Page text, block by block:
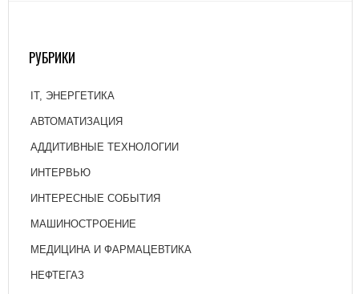
РУБРИКИ
IT, ЭНЕРГЕТИКА
АВТОМАТИЗАЦИЯ
АДДИТИВНЫЕ ТЕХНОЛОГИИ
ИНТЕРВЬЮ
ИНТЕРЕСНЫЕ СОБЫТИЯ
МАШИНОСТРОЕНИЕ
МЕДИЦИНА И ФАРМАЦЕВТИКА
НЕФТЕГАЗ